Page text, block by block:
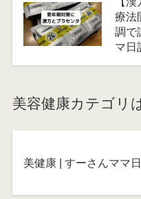
療法
調で
マ
美容健康カテゴリ
美健康 | すーさんママ